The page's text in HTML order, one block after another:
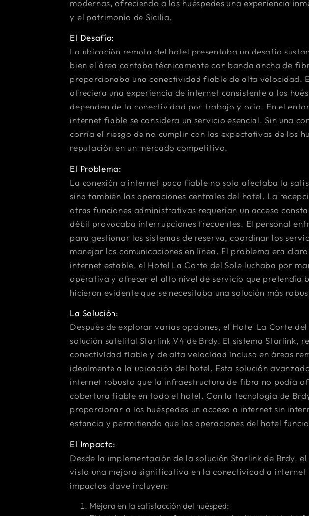
modernas, ofreciendo a los huéspedes una experiencia
y el patrimonio de Sicilia.
El Desafío:
La ubicación remota del hotel presentaba un desafío
bien el área contaba técnicamente con banda ancha de
proporcionaba una conectividad fiable de alta velocidad.
ofreciera una experiencia de internet consistente a los
dependen de la conectividad por trabajo y ocio. En el
internet fiable se considera un servicio esencial. Sin una
corría el riesgo de no cumplir con las expectativas de los
reputación en un mercado competitivo.
El Problema:
La conexión a internet poco fiable no solo afectaba la
sino también las operaciones centrales del hotel. La
otras funciones administrativas requerían un acceso
débil provocaba interrupciones frecuentes. El personal
para gestionar los sistemas de reserva, coordinar los
manejar las comunicaciones en línea. El problema era
internet estable, el Hotel La Corte del Sole luchaba por
operativa y ofrecer el alto nivel de servicio que pretendía
hicieron evidente que se necesitaba una solución más
La Solución:
Después de explorar varias opciones, el Hotel La Corte
solución satelital Starlink V4 de Brdy. El sistema Starlink,
conectividad fiable y de alta velocidad incluso en áreas
idealmente a la ubicación del hotel. Esta solución
internet robusto que la infraestructura de fibra no podía
cobertura fiable en todo el hotel. Con la tecnología de
proporcionar a los huéspedes un acceso a internet sin
estancia y permitiendo que las operaciones del hotel
El Impacto:
Desde la implementación de la solución Starlink de Brdy,
visto una mejora significativa en la conectividad a
impactos clave incluyen:
Mejora en la satisfacción del huésped: